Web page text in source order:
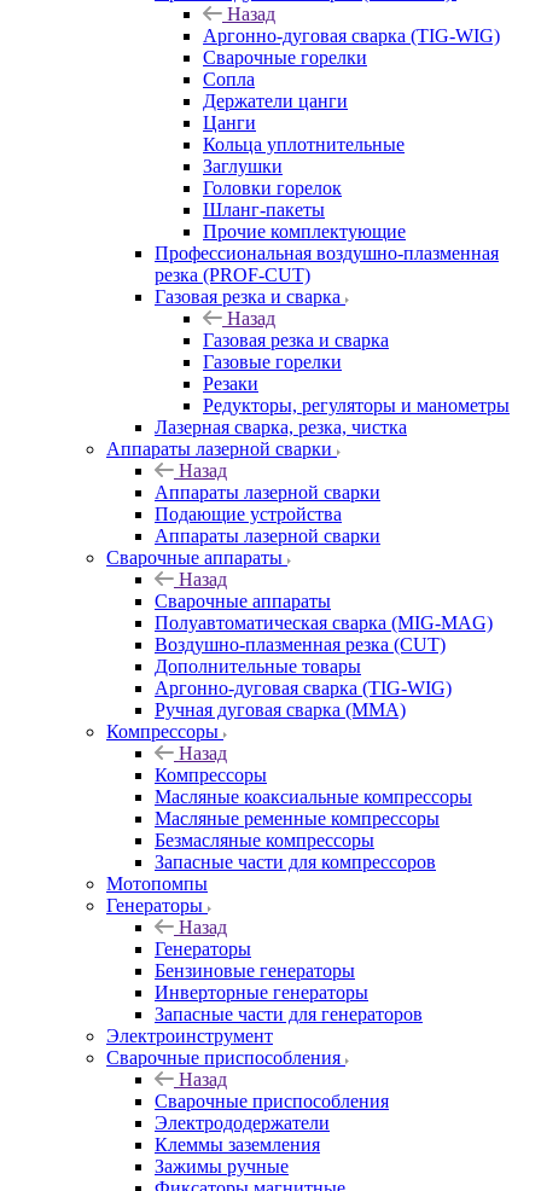
Назад
Аргонно-дуговая сварка (TIG-WIG)
Сварочные горелки
Сопла
Держатели цанги
Цанги
Кольца уплотнительные
Заглушки
Головки горелок
Шланг-пакеты
Прочие комплектующие
Профессиональная воздушно-плазменная
резка (PROF-CUT)
Газовая резка и сварка
Назад
Газовая резка и сварка
Газовые горелки
Резаки
Редукторы, регуляторы и манометры
Лазерная сварка, резка, чистка
Аппараты лазерной сварки
Назад
Аппараты лазерной сварки
Подающие устройства
Аппараты лазерной сварки
Сварочные аппараты
Назад
Сварочные аппараты
Полуавтоматическая сварка (MIG-MAG)
Воздушно-плазменная резка (CUT)
Дополнительные товары
Аргонно-дуговая сварка (TIG-WIG)
Ручная дуговая сварка (MMA)
Компрессоры
Назад
Компрессоры
Масляные коаксиальные компрессоры
Масляные ременные компрессоры
Безмасляные компрессоры
Запасные части для компрессоров
Мотопомпы
Генераторы
Назад
Генераторы
Бензиновые генераторы
Инверторные генераторы
Запасные части для генераторов
Электроинструмент
Сварочные приспособления
Назад
Сварочные приспособления
Электрододержатели
Клеммы заземления
Зажимы ручные